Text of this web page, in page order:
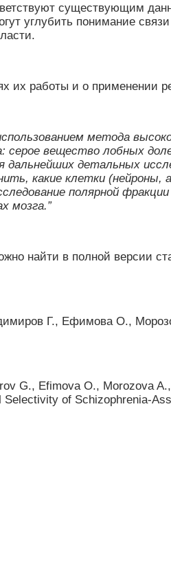
существующим
углубить понимание
работы и о применении
метода
вещество лобных
детальных
какие клетки
полярной
мозга.”
найти в полной версии
Г., Ефимова О.,
G., Efimova O., Morozova
of Schizophrenia-